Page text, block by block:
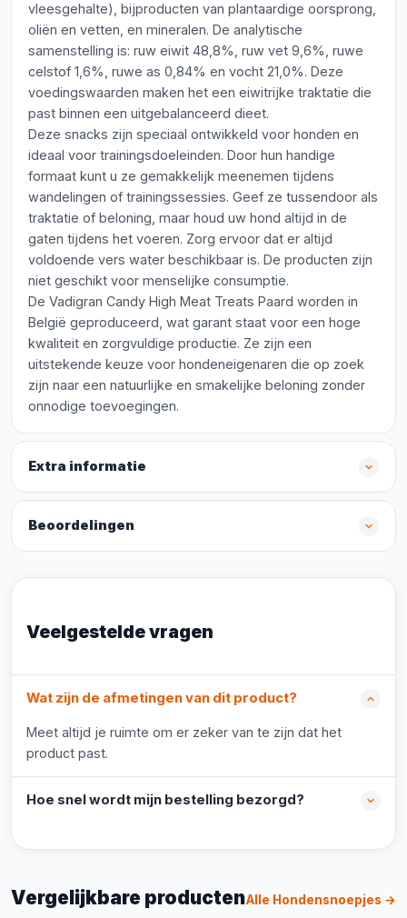
vleesgehalte), bijproducten van plantaardige oorsprong,
oliën en vetten, en mineralen. De analytische
samenstelling is: ruw eiwit 48,8%, ruw vet 9,6%, ruwe
celstof 1,6%, ruwe as 0,84% en vocht 21,0%. Deze
voedingswaarden maken het een eiwitrijke traktatie die
past binnen een uitgebalanceerd dieet.
Deze snacks zijn speciaal ontwikkeld voor honden en
ideaal voor trainingsdoeleinden. Door hun handige
formaat kunt u ze gemakkelijk meenemen tijdens
wandelingen of trainingssessies. Geef ze tussendoor als
traktatie of beloning, maar houd uw hond altijd in de
gaten tijdens het voeren. Zorg ervoor dat er altijd
voldoende vers water beschikbaar is. De producten zijn
niet geschikt voor menselijke consumptie.
De Vadigran Candy High Meat Treats Paard worden in
België geproduceerd, wat garant staat voor een hoge
kwaliteit en zorgvuldige productie. Ze zijn een
uitstekende keuze voor hondeneigenaren die op zoek
zijn naar een natuurlijke en smakelijke beloning zonder
onnodige toevoegingen.
Extra informatie
Beoordelingen
Veelgestelde vragen
Wat zijn de afmetingen van dit product?
Meet altijd je ruimte om er zeker van te zijn dat het
product past.
Hoe snel wordt mijn bestelling bezorgd?
Vergelijkbare productenAlle Hondensnoepjes →